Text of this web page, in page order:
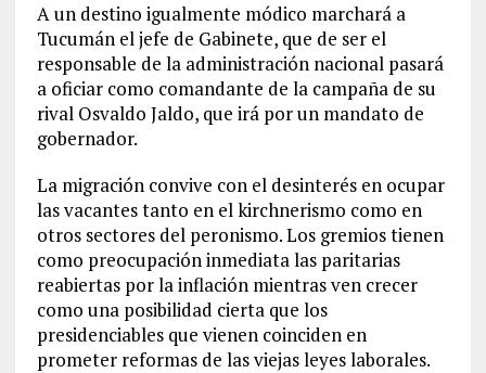
A un destino igualmente módico marchará a
Tucumán el jefe de Gabinete, que de ser el
responsable de la administración nacional pasará
a oficiar como comandante de la campaña de su
rival Osvaldo Jaldo, que irá por un mandato de
gobernador.
La migración convive con el desinterés en ocupar
las vacantes tanto en el kirchnerismo como en
otros sectores del peronismo. Los gremios tienen
como preocupación inmediata las paritarias
reabiertas por la inflación mientras ven crecer
como una posibilidad cierta que los
presidenciables que vienen coinciden en
prometer reformas de las viejas leyes laborales.